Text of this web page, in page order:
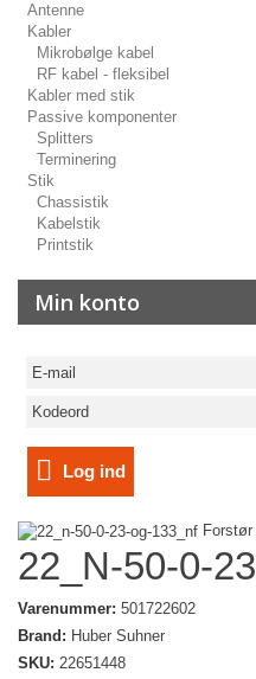
Antenne
Kabler
Mikrobølge kabel
RF kabel - fleksibel
Kabler med stik
Passive komponenter
Splitters
Terminering
Stik
Chassistik
Kabelstik
Printstik
Min konto
Log ind
Forstør
22_N-50-0-
Varenummer: 501722602
Brand: Huber Suhner
SKU: 22651448